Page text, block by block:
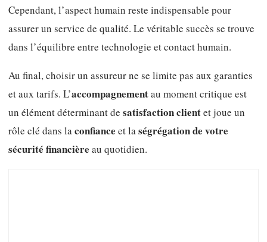
Cependant, l’aspect humain reste indispensable pour
assurer un service de qualité. Le véritable succès se trouve
dans l’équilibre entre technologie et contact humain.
Au final, choisir un assureur ne se limite pas aux garanties
et aux tarifs. L’accompagnementau moment critique est
un élément déterminant de satisfaction clientet joue un
rôle clé dans laconfiance et laségrégation de votre
sécurité financière au quotidien.